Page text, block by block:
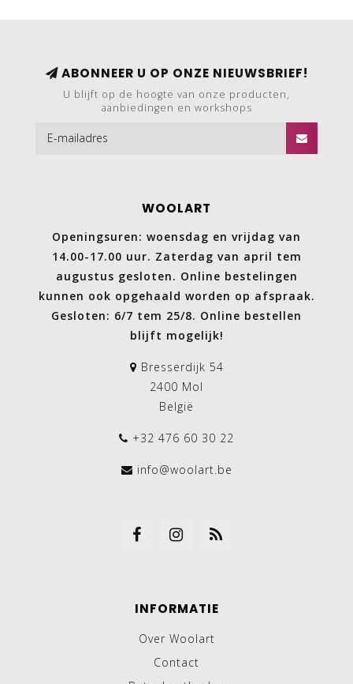
ABONNEER U OP ONZE NIEUWSBRIEF!
U blijft op de hoogte van onze producten,
aanbiedingen en workshops
WOOLART
Openingsuren: woensdag en vrijdag van
14.00-17.00 uur. Zaterdag van april tem
augustus gesloten. Online bestelingen
kunnen ook opgehaald worden op afspraak.
Gesloten: 6/7 tem 25/8. Online bestellen
blijft mogelijk!
Bresserdijk 54
2400 Mol
België
+32 476 60 30 22
info@woolart.be
INFORMATIE
Over Woolart
Contact